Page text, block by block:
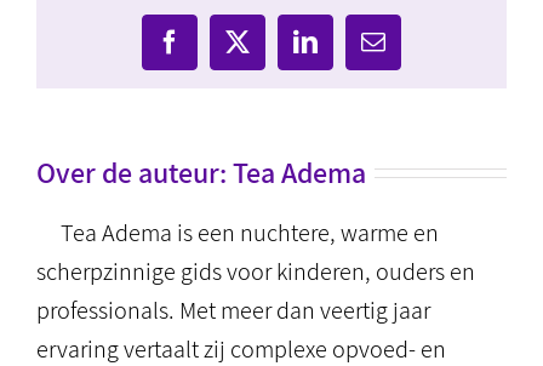
Facebook
X LinkedIn
E-
mail
Over de auteur:Tea Adema
Tea Adema is een nuchtere, warme en
scherpzinnige gids voor kinderen, ouders en
professionals. Met meer dan veertig jaar
ervaring vertaalt zij complexe opvoed- en